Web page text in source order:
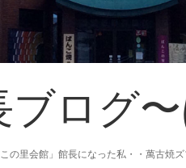
ログ
里会館」館長になった私・・萬古焼